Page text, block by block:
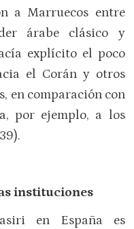
a Marruecos entre
árabe clásico y
explícito el poco
el Corán y otros
en comparación con
por ejemplo, a los
instituciones
en España es